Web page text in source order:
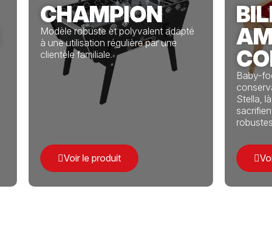
CHAMPION
Modèle robuste et polyvalent adapté
à une utilisation régulière par une
clientèle familiale.
Voir le produit
Baby-
Stella,